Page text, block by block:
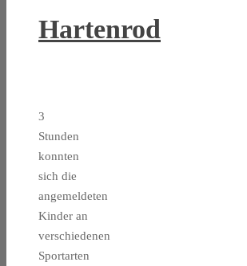
Hartenrod
3
Stunden
konnten
sich die
angemeldeten
Kinder an
verschiedenen
Sportarten